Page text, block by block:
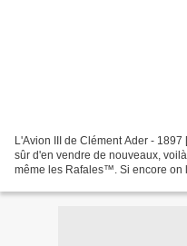
L'Avion III de Clément Ader -
sûr d'en vendre de nouveaux,
même les Rafales™. Si encore on